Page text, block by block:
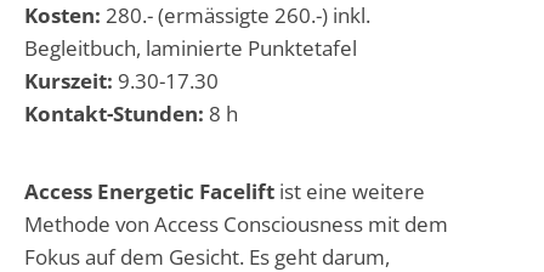
Kosten: 280.- (ermässigte 260.-) inkl.
Begleitbuch, laminierte Punktetafel
Kurszeit: 9.30-17.30
Kontakt-Stunden: 8 h
Access Energetic Facelift ist eine weitere
Methode von Access Consciousness mit dem
Fokus auf dem Gesicht. Es geht darum,